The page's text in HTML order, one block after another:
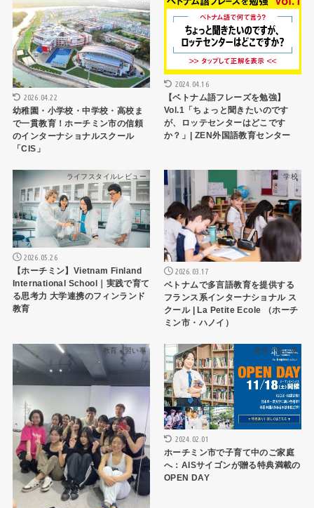
2026.04.22
幼稚園・小学校・中学校・高校ま
で一貫教育！ホーチミン市の信頼
のインターナショナルスクール
「CIS」
2024.04.16
【ベトナム語フレーズを勉強】
Vol.1「ちょっと聞きたいのです
が、ロッテセンターはどこです
か？」| ZEN外国語教育センター
ライフスタイルレビュー
2026.05.26
【ホーチミン】Vietnam Finland
International School｜実践で育て
る思考力 大学連携のフィンランド
教育
学校
2026.03.17
ベトナムで多言語教育を提供する
フランス系インターナショナル ス
クール | La Petite Ecole （ホーチ
ミン市・ハノイ）
教育・習い事 教育・習い事
2024.02.01
ホーチミン市で子育て中のご家庭
へ：AISサイゴンが贈る特典満載の
OPEN DAY